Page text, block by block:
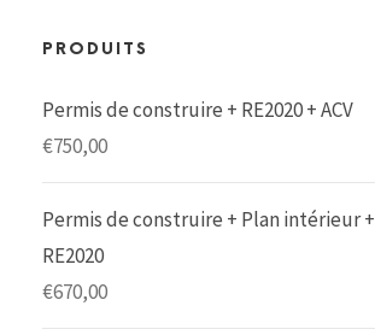
PRODUITS
Permis de construire + RE2020 + ACV
€750,00
Permis de construire + Plan intérieur +
RE2020
€670,00